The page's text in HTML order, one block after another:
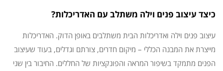
כיצד עיצוב פנים וילה משתלב עם האדריכלות?
עיצוב פנים וילה ואדריכלות הבית משתלבים באופן הדוק. האדריכלות
מייצרת את המבנה הכללי – מיקום חדרים, צורתם וגדלים, בעוד שעיצוב
הפנים מתמקד בשיפור המראה והפונקציות של החללים. החיבור בין שני